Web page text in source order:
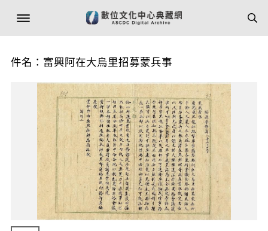
件名：富興阿在大烏里招募蒙兵事